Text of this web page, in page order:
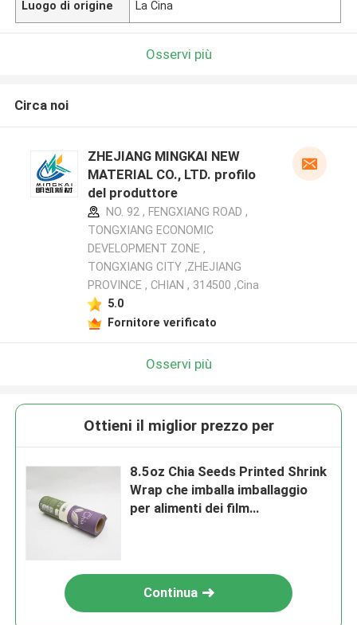
Luogo di origine La Cina
Osservi più
Circa noi
ZHEJIANG MINGKAI NEW
MATERIAL CO., LTD. profilo
del produttore
NO. 92 , FENGXIANG ROAD ,
TONGXIANG ECONOMIC
DEVELOPMENT ZONE ,
TONGXIANG CITY ,ZHEJIANG
PROVINCE , CHIAN , 314500 ,Cina
5.0
Fornitore verificato
Osservi più
Ottieni il miglior prezzo per
8.5oz Chia Seeds Printed Shrink
Wrap che imballa imballaggio
per alimenti dei film
Continua